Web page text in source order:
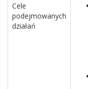
Cele
podejmowanych
działań